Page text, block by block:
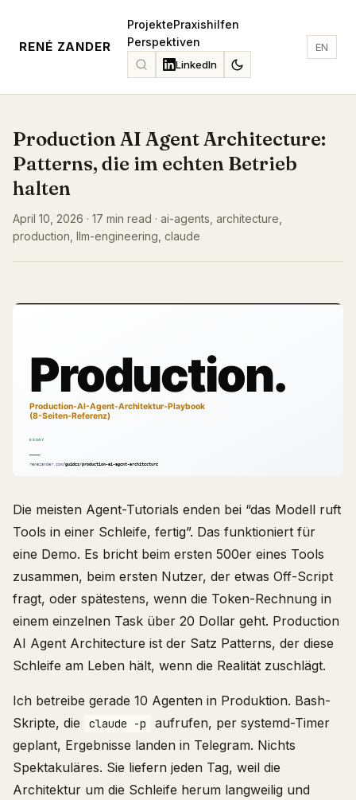
RENÉ ZANDER
ProjektePraxishilfen
Perspektiven
LinkedIn
EN
Production AI Agent Architecture:
Patterns, die im echten Betrieb
halten
April 10, 2026 · 17 min read · ai-agents, architecture,
production, llm-engineering, claude
Die meisten Agent-Tutorials enden bei “das Modell ruft
Tools in einer Schleife, fertig”. Das funktioniert für
eine Demo. Es bricht beim ersten 500er eines Tools
zusammen, beim ersten Nutzer, der etwas Off-Script
fragt, oder spätestens, wenn die Token-Rechnung in
einem einzelnen Task über 20 Dollar geht. Production
AI Agent Architecture ist der Satz Patterns, der diese
Schleife am Leben hält, wenn die Realität zuschlägt.
Ich betreibe gerade 10 Agenten in Produktion. Bash-
Skripte, die
claude -p
aufrufen, per systemd-Timer
geplant, Ergebnisse landen in Telegram. Nichts
Spektakuläres. Sie liefern jeden Tag, weil die
Architektur um die Schleife herum langweilig und